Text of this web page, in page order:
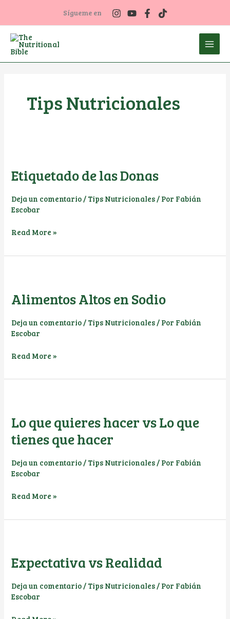
contenido
Sígueme en
Tips Nutricionales
Etiquetado de las Donas
Deja un comentario/ Tips Nutricionales/ Por Fabián
Escobar
Etiquetado
las
Read More »
Alimentos Altos en Sodio
Deja un comentario / Tips Nutricionales / Por Fabián
Escobar
Alimentos
en
Read More »
Lo que quieres hacer vs Lo que
tienes que hacer
Deja un comentario/ Tips Nutricionales/ Por Fabián
Escobar
Lo
quieres
que
que
hacer
Read More »
Expectativa vs Realidad
Deja un comentario/ Tips Nutricionales/ Por Fabián
Escobar